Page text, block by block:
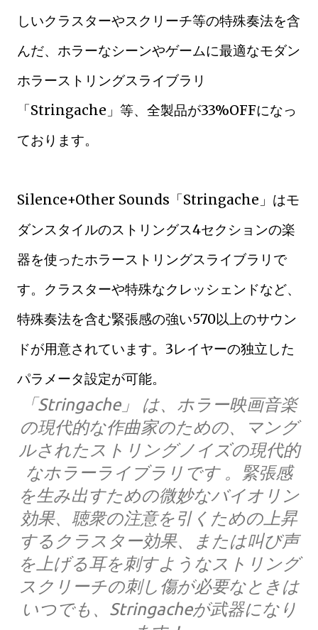
しいクラスターやスクリーチ等の特殊奏法を含
んだ、ホラーなシーンやゲームに最適なモダン
ホラーストリングスライブラリ
「Stringache」等、全製品が33%OFFになっ
ております。
Silence+Other Sounds「Stringache」はモ
ダンスタイルのストリングス4セクションの楽
器を使ったホラーストリングスライブラリで
す。クラスターや特殊なクレッシェンドなど、
特殊奏法を含む緊張感の強い570以上のサウン
ドが用意されています。3レイヤーの独立した
パラメータ設定が可能。
「Stringache」 は、ホラー映画音楽
の現代的な作曲家のための、マング
ルされたストリングノイズの現代的
なホラーライブラリです 。緊張感
を生み出すための微妙なバイオリン
効果、聴衆の注意を引くための上昇
するクラスター効果、または叫び声
を上げる耳を刺すようなストリング
スクリーチの刺し傷が必要なときは
いつでも、Stringacheが武器になり